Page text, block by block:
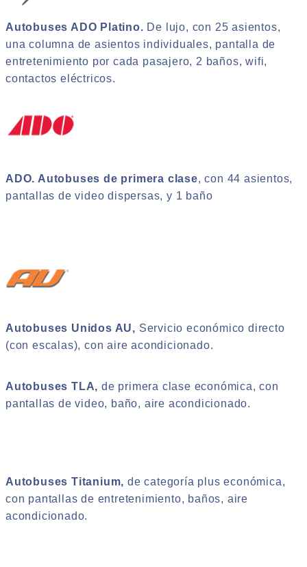
Autobuses ADO Platino. De lujo, con 25 asientos,
una columna de asientos individuales, pantalla de
entretenimiento por cada pasajero, 2 baños, wifi,
contactos eléctricos.
ADO. Autobuses de primera clase, con 44 asientos,
pantallas de video dispersas, y 1 baño
Autobuses Unidos AU, Servicio económico directo
(con escalas), con aire acondicionado.
Autobuses TLA, de primera clase económica, con
pantallas de video, baño, aire acondicionado.
Autobuses Titanium, de categoría plus económica,
con pantallas de entretenimiento, baños, aire
acondicionado.